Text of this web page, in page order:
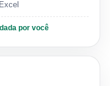
por você